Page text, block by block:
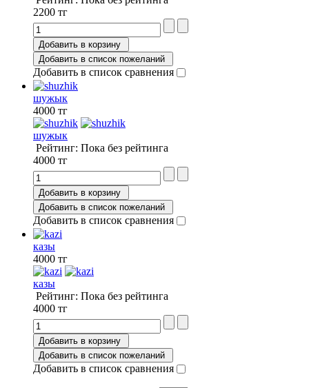
2200 тг
Добавить в корзину
Добавить в список пожеланий
Добавить в список сравнения
шужык
4000 тг
шужык
Рейтинг: Пока без рейтинга
4000 тг
Добавить в корзину
Добавить в список пожеланий
Добавить в список сравнения
казы
4000 тг
казы
Рейтинг: Пока без рейтинга
4000 тг
Добавить в корзину
Добавить в список пожеланий
Добавить в список сравнения